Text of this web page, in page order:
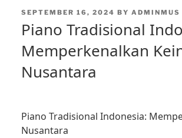
POSTED
SEPTEMBER 16, 2024 BY ADMINMUS
Piano Tradisional
Memperkenalkan
Nusantara
Piano Tradisional Indonesia:
Nusantara